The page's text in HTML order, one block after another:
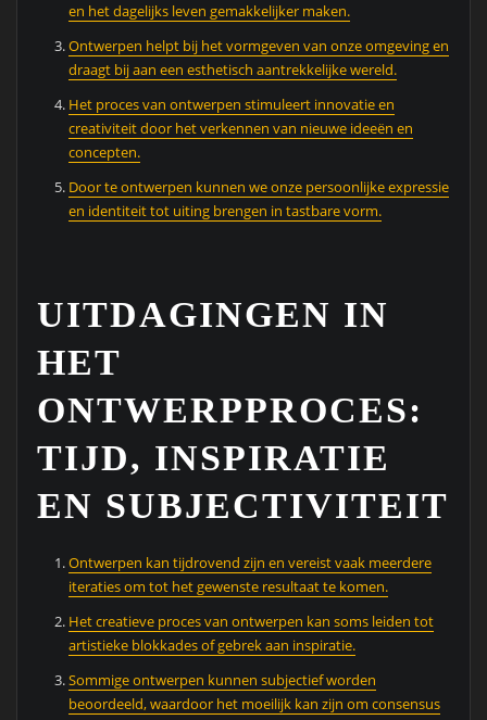
en het dagelijks leven gemakkelijker maken.
Ontwerpen helpt bij het vormgeven van onze omgeving en
draagt bij aan een esthetisch aantrekkelijke wereld.
Het proces van ontwerpen stimuleert innovatie en
creativiteit door het verkennen van nieuwe ideeën en
concepten.
Door te ontwerpen kunnen we onze persoonlijke expressie
en identiteit tot uiting brengen in tastbare vorm.
UITDAGINGEN IN
HET
ONTWERPPROCES:
TIJD, INSPIRATIE
EN SUBJECTIVITEIT
Ontwerpen kan tijdrovend zijn en vereist vaak meerdere
iteraties om tot het gewenste resultaat te komen.
Het creatieve proces van ontwerpen kan soms leiden tot
artistieke blokkades of gebrek aan inspiratie.
Sommige ontwerpen kunnen subjectief worden
beoordeeld, waardoor het moeilijk kan zijn om consensus